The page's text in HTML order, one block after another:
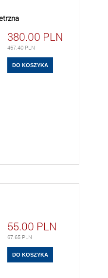
380.00 PLN
467.40 PLN
55.00 PLN
67.65 PLN